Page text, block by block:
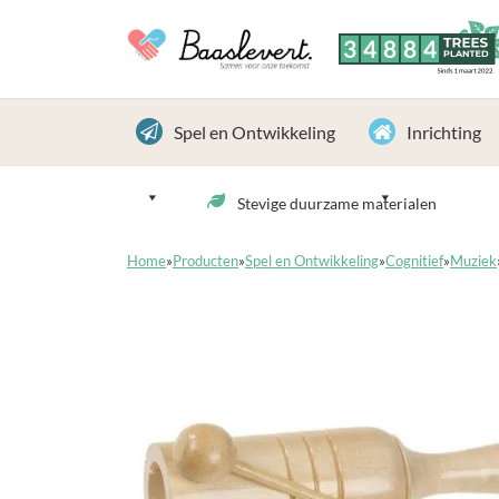
3 4 8 8 4 TREES
PLANTED
Sinds 1 maart 2022
Spel en Ontwikkeling Inrichting
Stevige duurzame materialen
Home» Producten»Spel en Ontwikkeling»Cognitief» Muziek